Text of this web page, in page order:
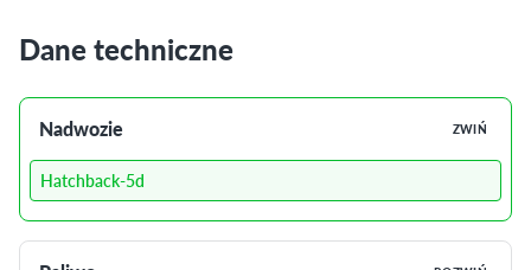
Dane techniczne
Nadwozie ZWIŃ
Hatchback-5d